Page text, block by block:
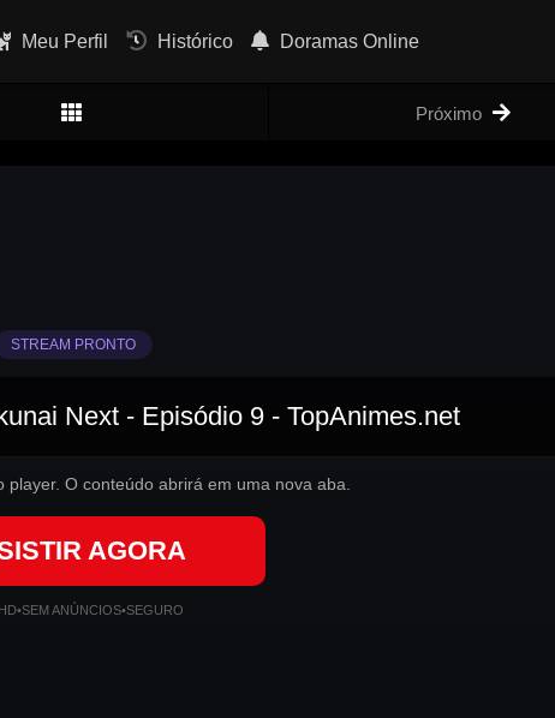
Meu Perfil Histórico Doramas Online
Próximo
STREAM PRONTO
Next - Episódio 9 - TopAnimes.net
O conteúdo abrirá em uma nova aba.
AGORA
•SEM ANÚNCIOS•SEGURO